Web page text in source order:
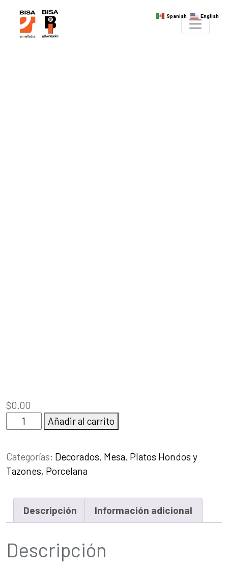
$0.00
Cráneos:
Tazón
Añadir al carrito
Categorías: Decorados, Mesa, Platos Hondos y
Tazones, Porcelana
Descripción Información adicional
Descripción
Spanish English